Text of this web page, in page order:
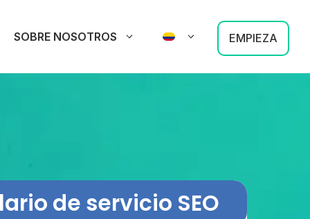
SOBRE NOSOTROS EMPIEZA
de servicio SEO